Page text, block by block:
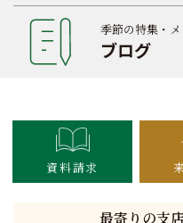
季節の特集・
ブログ
資料請求
最寄りの支